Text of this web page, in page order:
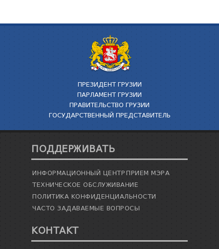
ПРЕЗИДЕНТ ГРУЗИИ
ПАРЛАМЕНТ ГРУЗИИ
ПРАВИТЕЛЬСТВО ГРУЗИИ
ГОСУДАРСТВЕННЫЙ ПРЕДСТАВИТЕЛЬ
ПОДДЕРЖИВАТЬ
ИНФОРМАЦИОННЫЙ ЦЕНТРПРИЕМ МЭРА
ТЕХНИЧЕСКОЕ ОБСЛУЖИВАНИЕ
ПОЛИТИКА КОНФИДЕНЦИАЛЬНОСТИ
ЧАСТО ЗАДАВАЕМЫЕ ВОПРОСЫ
КОНТАКТ